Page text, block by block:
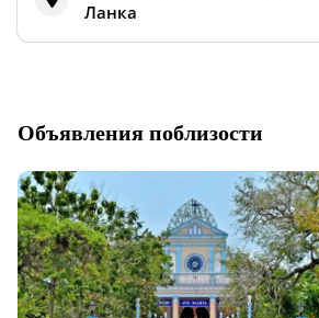
Ланка
Объявления поблизости